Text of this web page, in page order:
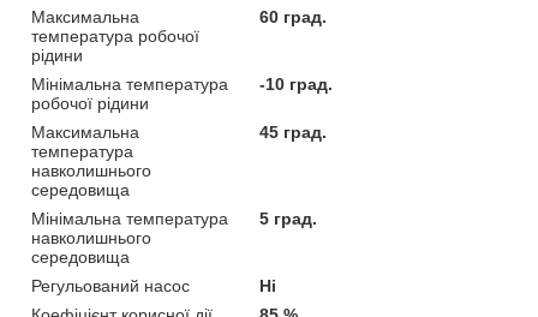
Максимальна
температура робочої
рідини
60 град.
Мінімальна температура
робочої рідини
-10 град.
Максимальна
температура
навколишнього
середовища
45 град.
Мінімальна температура
навколишнього
середовища
5 град.
Регульований насос
Ні